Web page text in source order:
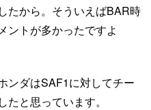
たから。そういえばBAR時
ントが多かったですよ
ンダはSAF1に対してチー
と思っています。